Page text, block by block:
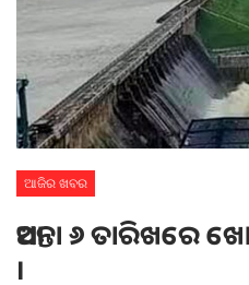
ଆଜିର ଖବର
ଆସନ୍ତା ୬ ତାରିଖରେ
।